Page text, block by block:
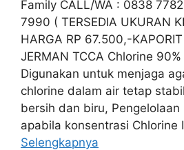
Family CALL/WA : 0838
7990 ( TERSEDIA UKURAN
HARGA RP 67.500,-
JERMAN TCCA Chlorine 90%
Digunakan untuk menjaga
chlorine dalam air tetap
bersih dan biru, Pengelolaan
apabila konsentrasi Chlorine
Selengkapnya